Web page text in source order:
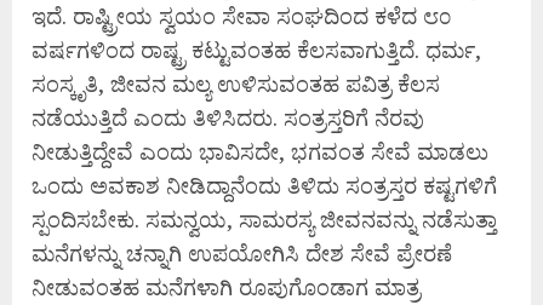
ಇದೆ. ರಾಷ್ಟ್ರೀಯ ಸ್ವಯಂ ಸೇವಾ ಸಂಘದಿಂದ ಕಳೆದ ೮೦
ವರ್ಷಗಳಿಂದ ರಾಷ್ಟ್ರ ಕಟ್ಟುವಂತಹ ಕೆಲಸವಾಗುತ್ತಿದೆ. ಧರ್ಮ,
ಸಂಸ್ಕೃತಿ, ಜೀವನ ಮಲ್ಯ ಉಳಿಸುವಂತಹ ಪವಿತ್ರ ಕೆಲಸ
ನಡೆಯುತ್ತಿದೆ ಎಂದು ತಿಳಿಸಿದರು. ಸಂತ್ರಸ್ತರಿಗೆ ನೆರವು
ನೀಡುತ್ತಿದ್ದೇವೆ ಎಂದು ಭಾವಿಸದೇ, ಭಗವಂತ ಸೇವೆ ಮಾಡಲು
ಒಂದು ಅವಕಾಶ ನೀಡಿದ್ದಾನೆಂದು ತಿಳಿದು ಸಂತ್ರಸ್ತರ ಕಷ್ಟಗಳಿಗೆ
ಸ್ಪಂದಿಸಬೇಕು. ಸಮನ್ವಯ, ಸಾಮರಸ್ಯ ಜೀವನವನ್ನು ನಡೆಸುತ್ತಾ
ಮನೆಗಳನ್ನು ಚನ್ನಾಗಿ ಉಪಯೋಗಿಸಿ ದೇಶ ಸೇವೆ ಪ್ರೇರಣೆ
ನೀಡುವಂತಹ ಮನೆಗಳಾಗಿ ರೂಪುಗೊಂಡಾಗ ಮಾತ್ರ